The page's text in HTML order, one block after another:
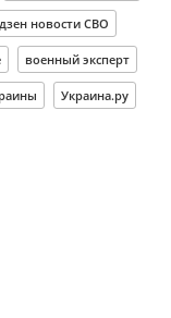
дзен новости СВО
военный эксперт
Украина.ру